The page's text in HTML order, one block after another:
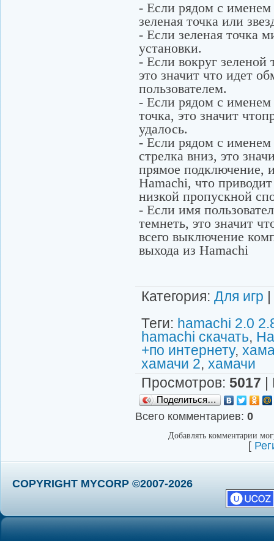
- Если рядом с именем
зеленая точка или
- Если зеленая точка
установки.
- Если вокруг зеленой
это значит что идет
пользователем.
- Если рядом с именем
точка, это значит
удалось.
- Если рядом с именем
стрелка вниз, это
прямое подключение,
Hamachi, что
низкой пропускной
- Если имя
темнеть, это значит
всего выключение
выхода из Hamachi
Категория: Для игр |
Теги: hamachi 2.0
hamachi скачать,
+по интернету,
хамачи 2, хамачи
Просмотров: 5017 |
Поделиться…
Всего комментариев: 0
Добавлять комментарии
[
COPYRIGHT MYCORP ©2007-2026